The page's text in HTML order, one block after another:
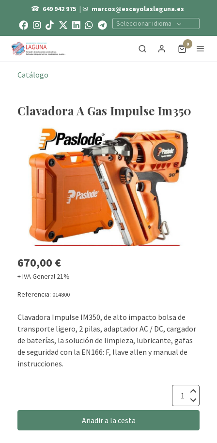
☎ 649 942 975 | ✉ marcos@escayolaslaguna.es
Seleccionar idioma
0
Catálogo
Clavadora A Gas Impulse Im350
670,00 €
+ IVA General 21%
Referencia: 014800
Clavadora Impulse IM350, de alto impacto bolsa de
transporte ligero, 2 pilas, adaptador AC / DC, cargador
de baterías, la solución de limpieza, lubricante, gafas
de seguridad con la EN166: F, llave allen y manual de
instrucciones.
Añadir a la cesta